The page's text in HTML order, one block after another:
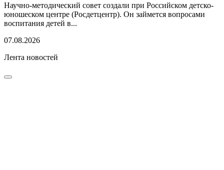
Научно-методический совет создали при Российском детско-
юношеском центре (Росдетцентр). Он займется вопросами
воспитания детей в...
07.08.2026
Лента новостей